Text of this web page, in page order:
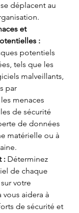
déplacent au
et
:
potentiels
tels que les
malveillants,
par
menaces
de sécurité
de données
matérielle ou à
: Déterminez
de chaque
votre
vous aidera à
de sécurité et